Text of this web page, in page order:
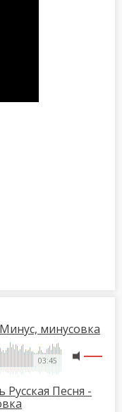
минусовка
03:45
Песня -